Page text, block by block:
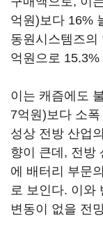
억원)보다 16%
동원시스템즈의
억원으로
이는 캐즘에도
7억원)보다 소
성상 전방 산업
향이 큰데, 전방
에 배터리 부문
로 보인다. 이와
변동이 없을 전